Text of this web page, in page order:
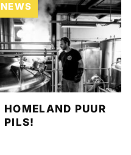
NEWS
HOMELAND PUUR
PILS!